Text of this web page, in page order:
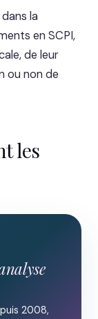
la
en SCPI,
de leur
ou non de
les
2008,